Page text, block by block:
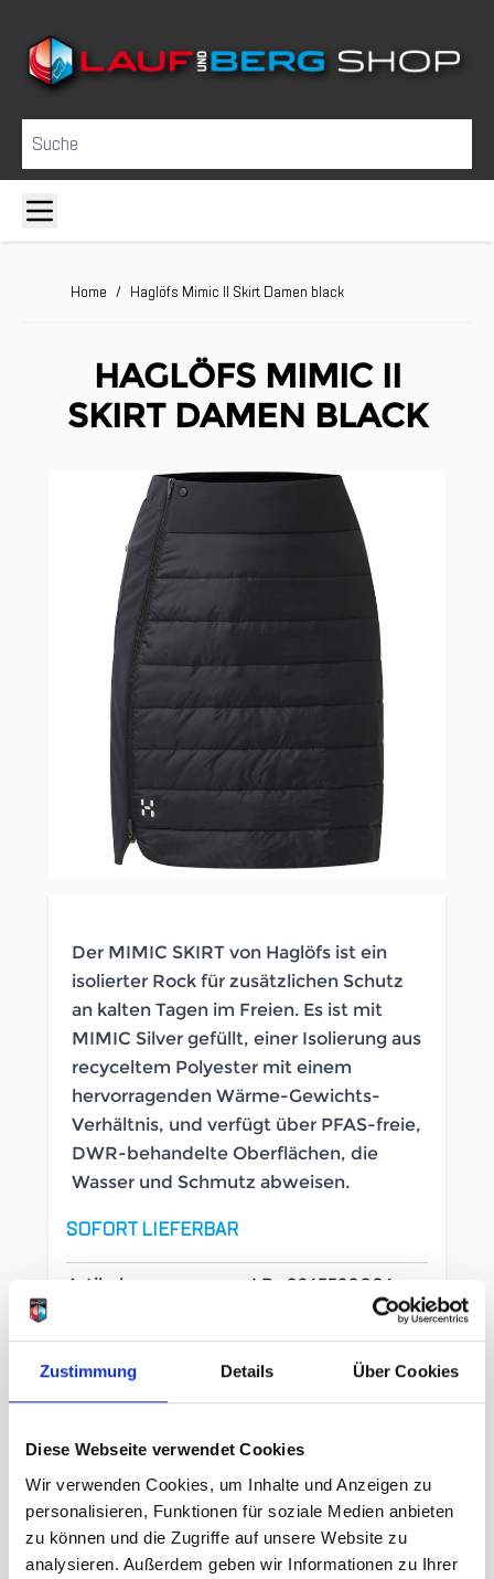
Zustimmung Details Über Cookies
Diese Webseite verwendet Cookies
Wir verwenden Cookies, um Inhalte und Anzeigen zu
personalisieren, Funktionen für soziale Medien anbieten
zu können und die Zugriffe auf unsere Website zu
analysieren. Außerdem geben wir Informationen zu Ihrer
Suche
Home / Haglöfs Mimic II Skirt Damen black
HAGLÖFS MIMIC II
SKIRT DAMEN BLACK
Clicken, um das Karussell zu überspringen
Der MIMIC SKIRT von Haglöfs ist ein
isolierter Rock für zusätzlichen Schutz
an kalten Tagen im Freien. Es ist mit
MIMIC Silver gefüllt, einer Isolierung aus
recyceltem Polyester mit einem
hervorragenden Wärme-Gewichts-
Verhältnis, und verfügt über PFAS-freie,
DWR-behandelte Oberflächen, die
Wasser und Schmutz abweisen.
SOFORT LIEFERBAR
Artikelnummer LB_2645520004
XL
UVP119,95 €
unser Preis ab:83,97 € -30 %